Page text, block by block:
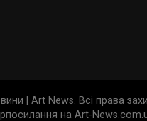
| Art News. Всі права
на Art-